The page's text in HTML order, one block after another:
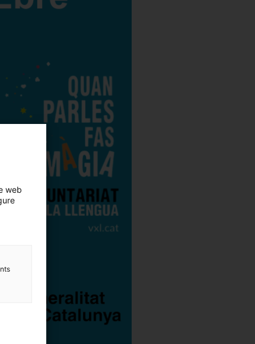
web